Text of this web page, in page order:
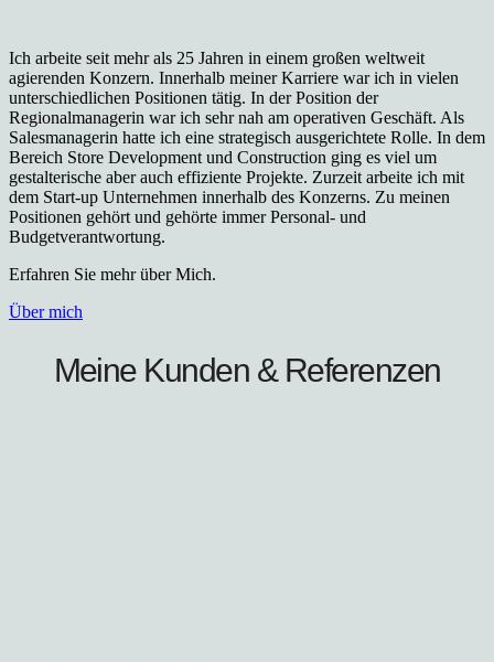
Ich arbeite seit mehr als 25 Jahren in einem großen weltweit
agierenden Konzern. Innerhalb meiner Karriere war ich in vielen
unterschiedlichen Positionen tätig. In der Position der
Regionalmanagerin war ich sehr nah am operativen Geschäft. Als
Salesmanagerin hatte ich eine strategisch ausgerichtete Rolle. In dem
Bereich Store Development und Construction ging es viel um
gestalterische aber auch effiziente Projekte. Zurzeit arbeite ich mit
dem Start-up Unternehmen innerhalb des Konzerns. Zu meinen
Positionen gehört und gehörte immer Personal- und
Budgetverantwortung.
Erfahren Sie mehr über Mich.
Über mich
Meine Kunden & Referenzen